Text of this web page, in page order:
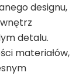
designu,
detalu.
materiałów,